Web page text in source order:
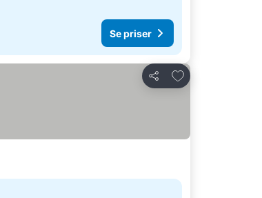
Se priser
Del
Legg til i favoritter